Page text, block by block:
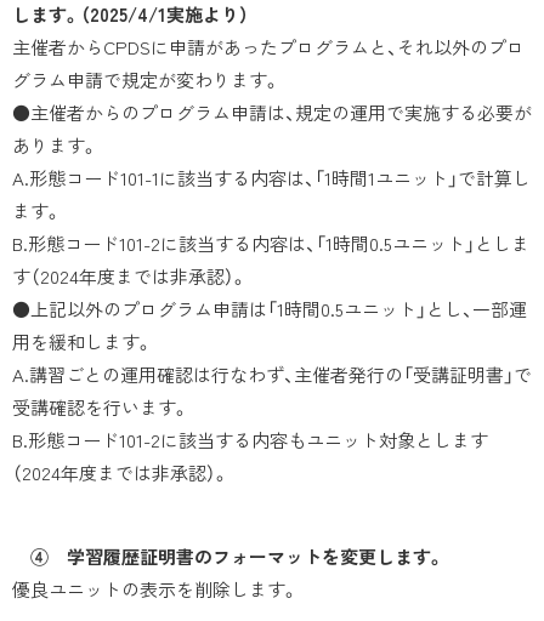
します。（2025/4/1実施より）
主催者からCPDSに申請があったプログラムと、それ以外のプロ
グラム申請で規定が変わります。
●主催者からのプログラム申請は、規定の運用で実施する必要が
あります。
A.形態コード101-1に該当する内容は、「1時間1ユニット」で計算し
ます。
B.形態コード101-2に該当する内容は、「1時間0.5ユニット」としま
す（2024年度までは非承認）。
●上記以外のプログラム申請は「1時間0.5ユニット」とし、一部運
用を緩和します。
A.講習ごとの運用確認は行なわず、主催者発行の「受講証明書」で
受講確認を行います。
B.形態コード101-2に該当する内容もユニット対象とします
（2024年度までは非承認）。
④ 学習履歴証明書のフォーマットを変更します。
優良ユニットの表示を削除します。